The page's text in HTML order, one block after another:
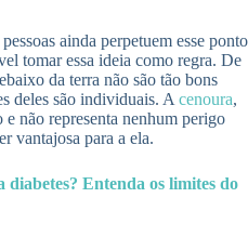
ainda perpetuem esse ponto
tomar essa ideia como regra. De
da terra não são tão bons
deles são individuais. A cenoura,
não representa nenhum perigo
vantajosa para a ela.
Entenda os limites do